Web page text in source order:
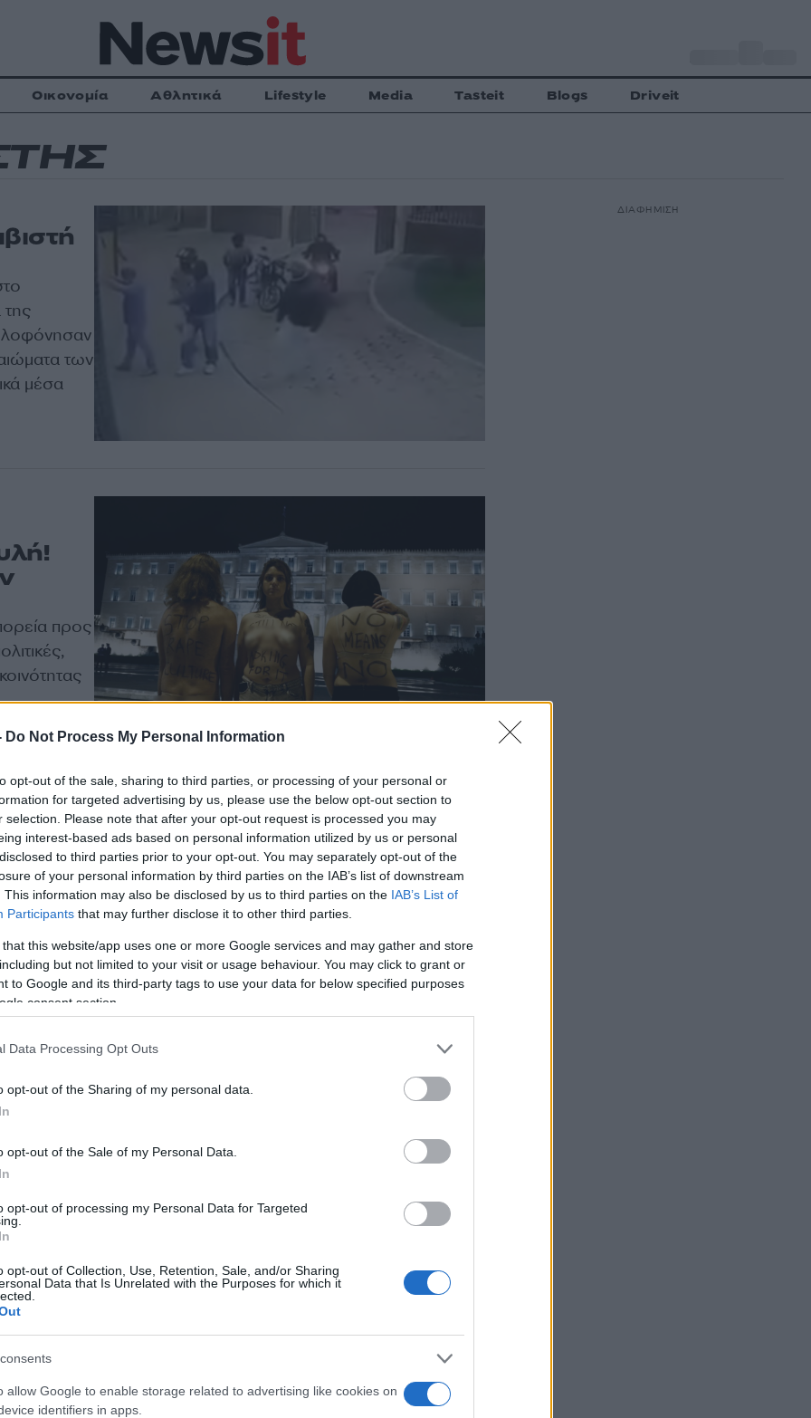
Do Not Process My Personal Information
opt-out of the sale, sharing to third parties, or processing of your personal or
for targeted advertising by us, please use the below opt-out section to
selection. Please note that after your opt-out request is processed you may
interest-based ads based on personal information utilized by us or personal
to third parties prior to your opt-out. You may separately opt-out of the
of your personal information by third parties on the IAB’s list of downstream
This information may also be disclosed by us to third parties on the IAB’s List of
Participants that may further disclose it to other third parties.
that this website/app uses one or more Google services and may gather and store
but not limited to your visit or usage behaviour. You may click to grant or
to Google and its third-party tags to use your data for below specified purposes
consent section.
Data Processing Opt Outs
opt-out of the Sharing of my personal data.
opt-out of the Sale of my Personal Data.
opt-out of processing my Personal Data for Targeted
opt-out of Collection, Use, Retention, Sale, and/or Sharing
Data that Is Unrelated with the Purposes for which it
allow Google to enable storage related to advertising like cookies on
identifiers in apps.
Οικονομία Αθλητικά Lifestyle Media Tasteit Blogs Driveit
της
των
μέσα
προς
το
και
ο
Ο
ενώ
ΔΙΑΦΗΜΙΣΗ